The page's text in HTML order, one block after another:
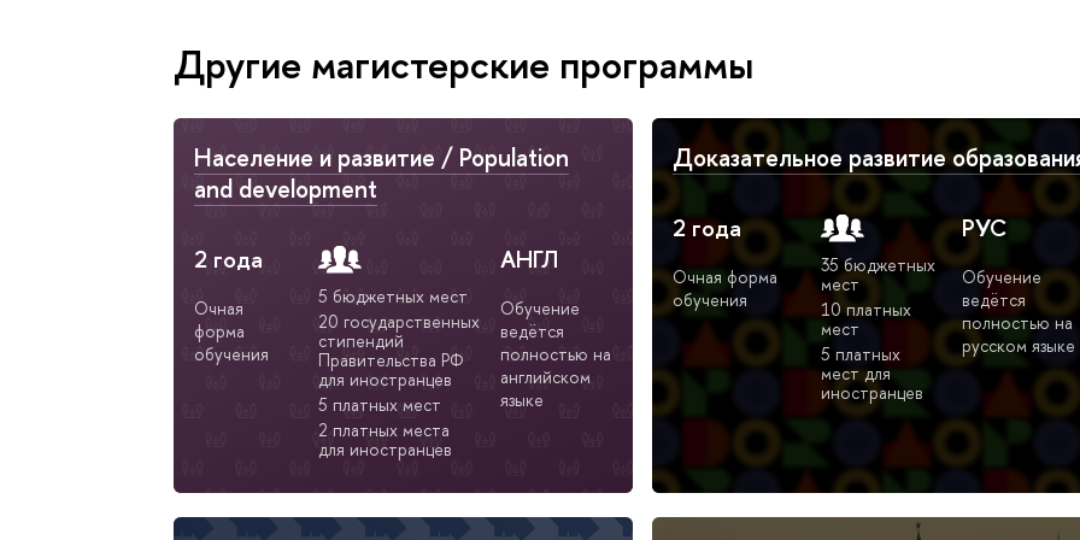
Другие магистерские программы
Население и развитие / Population
and development
2 года
Очная
форма
обучения
5 бюджетных мест
20 государственных
стипендий
Правительства РФ
для иностранцев
5 платных мест
2 платных места
для иностранцев
АНГЛ
Обучение
ведётся
полностью на
английском
языке
Доказательное развитие
2 года
Очная форма
обучения
35 бюджетных
мест
10 платных
мест
5 платных
мест для
иностранцев
РУС
Обучение
ведётся
полностью на
русском языке